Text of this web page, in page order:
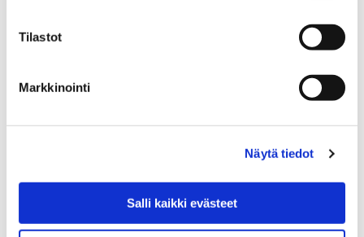
Tilastot
Markkinointi
Näytä tiedot
Salli kaikki evästeet
Metallinetsintä ja muinaisjäännökset